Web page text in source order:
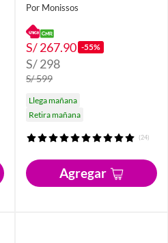
Por Monissos
S/ 267.90 -55%
S/ 298
S/ 599
Llega mañana
Retira mañana
(24)
Agregar